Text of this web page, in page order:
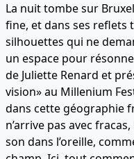
La nuit tombe sur
fine, et dans ses reflets
silhouettes qui ne
un espace pour
de Juliette Renard et
vision» au Millenium
dans cette géographie
n’arrive pas avec
son dans l’oreille,